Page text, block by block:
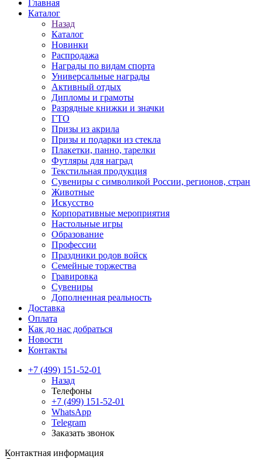
Главная
Каталог
Назад
Каталог
Новинки
Распродажа
Награды по видам спорта
Универсальные награды
Активный отдых
Дипломы и грамоты
Разрядные книжки и значки
ГТО
Призы из акрила
Призы и подарки из стекла
Плакетки, панно, тарелки
Футляры для наград
Текстильная продукция
Сувениры с символикой России, регионов, стран
Животные
Искусство
Корпоративные мероприятия
Настольные игры
Образование
Профессии
Праздники родов войск
Семейные торжества
Гравировка
Сувениры
Дополненная реальность
Доставка
Оплата
Как до нас добраться
Новости
Контакты
+7 (499) 151-52-01
Назад
Телефоны
+7 (499) 151-52-01
WhatsApp
Telegram
Заказать звонок
Контактная информация